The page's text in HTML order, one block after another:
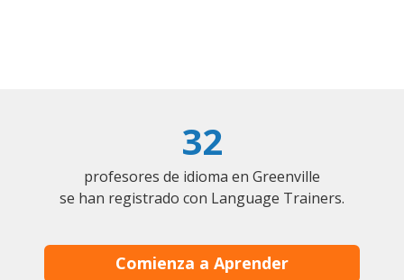
32
profesores de idioma en Greenville
se han registrado con Language Trainers.
Comienza a Aprender